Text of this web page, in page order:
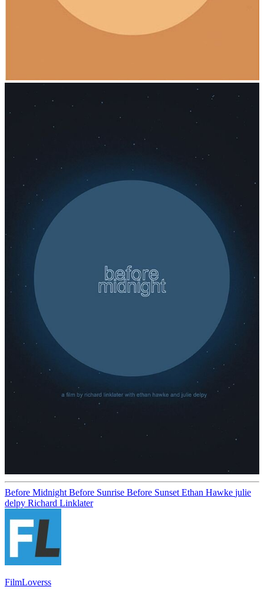
Before Midnight Before Sunrise Before Sunset Ethan Hawke julie
delpy Richard Linklater
FilmLoverss